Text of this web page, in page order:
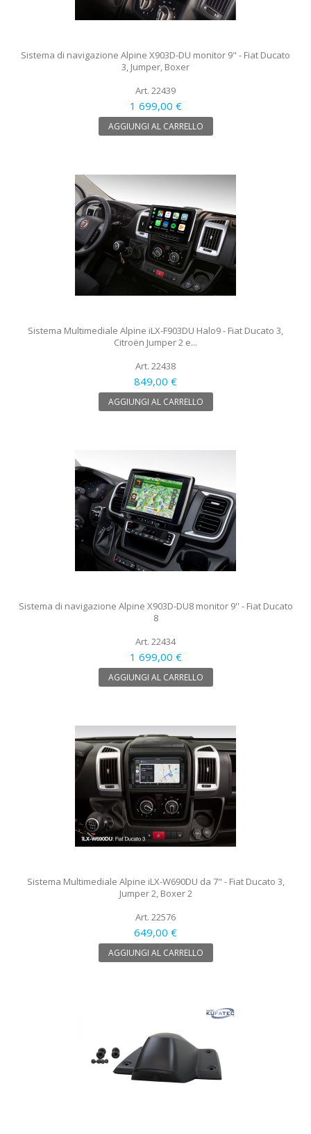
Sistema di navigazione Alpine X903D-DU monitor 9" - Fiat Ducato
3, Jumper, Boxer
Art. 22439
1 699,00 €
AGGIUNGI AL CARRELLO
Sistema Multimediale Alpine iLX-F903DU Halo9 - Fiat Ducato 3,
Citroën Jumper 2 e...
Art. 22438
849,00 €
AGGIUNGI AL CARRELLO
Sistema di navigazione Alpine X903D-DU8 monitor 9'' - Fiat Ducato
8
Art. 22434
1 699,00 €
AGGIUNGI AL CARRELLO
Sistema Multimediale Alpine iLX-W690DU da 7" - Fiat Ducato 3,
Jumper 2, Boxer 2
Art. 22576
649,00 €
AGGIUNGI AL CARRELLO